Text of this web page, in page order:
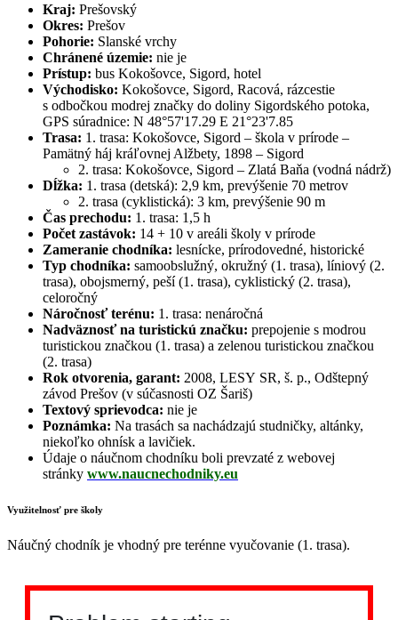
Kraj: Prešovský
Okres: Prešov
Pohorie: Slanské vrchy
Chránené územie: nie je
Prístup: bus Kokošovce, Sigord, hotel
Východisko: Kokošovce, Sigord, Racová, rázcestie
s odbočkou modrej značky do doliny Sigordského potoka,
GPS súradnice: N 48°57'17.29 E 21°23'7.85
Trasa: 1. trasa: Kokošovce, Sigord – škola v prírode –
Pamätný háj kráľovnej Alžbety, 1898 – Sigord
2. trasa: Kokošovce, Sigord – Zlatá Baňa (vodná nádrž)
Dĺžka: 1. trasa (detská): 2,9 km, prevýšenie 70 metrov
2. trasa (cyklistická): 3 km, prevýšenie 90 m
Čas prechodu: 1. trasa: 1,5 h
Počet zastávok: 14 + 10 v areáli školy v prírode
Zameranie chodníka: lesnícke, prírodovedné, historické
Typ chodníka: samoobslužný, okružný (1. trasa), líniový (2.
trasa), obojsmerný, peší (1. trasa), cyklistický (2. trasa),
celoročný
Náročnosť terénu: 1. trasa: nenáročná
Nadväznosť na turistickú značku: prepojenie s modrou
turistickou značkou (1. trasa) a zelenou turistickou značkou
(2. trasa)
Rok otvorenia, garant: 2008, LESY SR, š. p., Odštepný
závod Prešov (v súčasnosti OZ Šariš)
Textový sprievodca: nie je
Poznámka: Na trasách sa nachádzajú studničky, altánky,
niekoľko ohnísk a lavičiek.
Údaje o náučnom chodníku boli prevzaté z webovej
stránky www.naucnechodniky.eu
Využitelnosť pre školy
Náučný chodník je vhodný pre terénne vyučovanie (1. trasa).